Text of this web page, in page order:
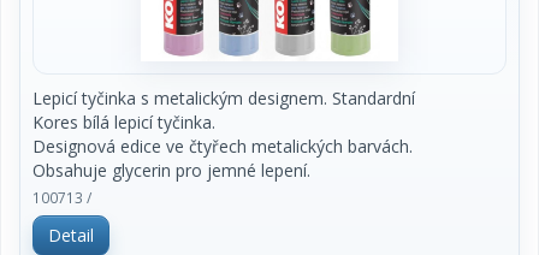
Lepicí tyčinka s metalickým designem. Standardní
Kores bílá lepicí tyčinka.
Designová edice ve čtyřech metalických barvách.
Obsahuje glycerin pro jemné lepení.
Čistá a hladká aplikace. Vhodná pro všechny druhy
papíru. Lepí trvale za 60 sekund
Ideální pro použití doma, v kanceláři i ve škole.
100713 /
Detail